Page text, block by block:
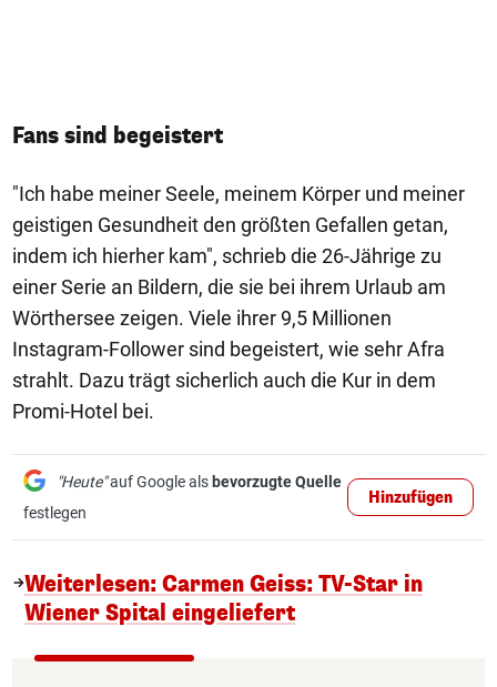
Fans sind begeistert
"Ich habe meiner Seele, meinem Körper und meiner
geistigen Gesundheit den größten Gefallen getan,
indem ich hierher kam", schrieb die 26-Jährige zu
einer Serie an Bildern, die sie bei ihrem Urlaub am
Wörthersee zeigen. Viele ihrer 9,5 Millionen
Instagram-Follower sind begeistert, wie sehr Afra
strahlt. Dazu trägt sicherlich auch die Kur in dem
Promi-Hotel bei.
"Heute"auf Google als bevorzugte Quelle
festlegen
Hinzufügen
Weiterlesen: Carmen Geiss: TV-Star in
Wiener Spital eingeliefert